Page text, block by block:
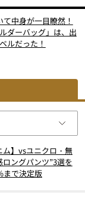
中身が一目瞭然！
ダーバッグ」は、出
ルだった！
ム】vsユニクロ・無
ングパンツ”3選を
まで決定版